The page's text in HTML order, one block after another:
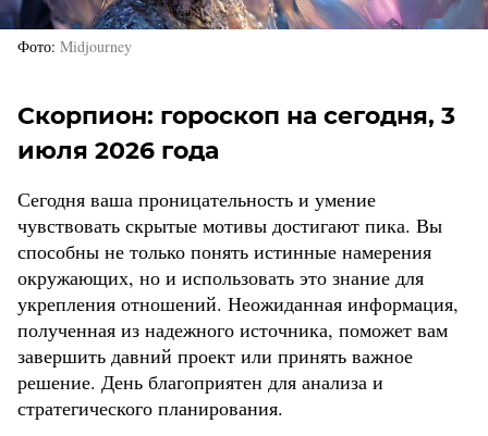
Фото Midjourney
Скорпион: гороскоп на сегодня, 3
июля 2026 года
Сегодня ваша проницательность и умение
чувствовать скрытые мотивы достигают пика. Вы
способны не только понять истинные намерения
окружающих, но и использовать это знание для
укрепления отношений. Неожиданная информация,
полученная из надежного источника, поможет вам
завершить давний проект или принять важное
решение. День благоприятен для анализа и
стратегического планирования.